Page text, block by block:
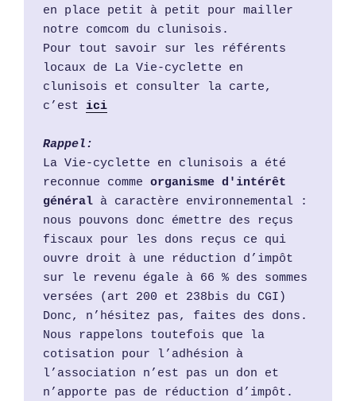
en place petit à petit pour mailler
notre comcom du clunisois.
Pour tout savoir sur les référents
locaux de La Vie-cyclette en
clunisois et consulter la carte,
c’est ici
Rappel:
La Vie-cyclette en clunisois a été
reconnue comme organisme d'intérêt
général à caractère environnemental :
nous pouvons donc émettre des reçus
fiscaux pour les dons reçus ce qui
ouvre droit à une réduction d’impôt
sur le revenu égale à 66 % des sommes
versées (art 200 et 238bis du CGI)
Nous rappelons toutefois que la
cotisation pour l’adhésion à
l’association n’est pas un don et
n’apporte pas de réduction d’impôt.